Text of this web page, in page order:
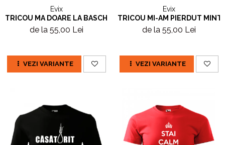
Evix
TRICOU MA DOARE LA BASCHETI
de la 55,00 Lei
VEZI VARIANTE
Evix
TRICOU MI-AM PIERDUT
de la 55,00 Lei
VEZI VARIANTE